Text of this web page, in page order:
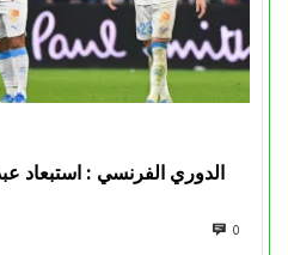
الدوري الفرنسي : استبعاد
0